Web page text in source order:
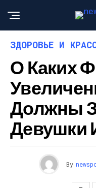
ЗДОРОВЬЕ И
О Каких
Должны
Девушки
By